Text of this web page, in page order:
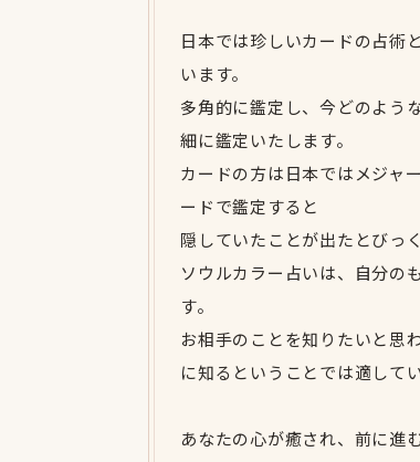
日本では珍しいカードの占術
います。
多角的に鑑定し、今どのよう
細に鑑定いたします。
カードの方は日本ではメジャ
ードで鑑定すると
隠していたことが出たとびっ
ソウルカラー占いは、自分の
す。
お相手のことを知りたいと思
に知るということでは適してい
あなたの心が癒され、前に進